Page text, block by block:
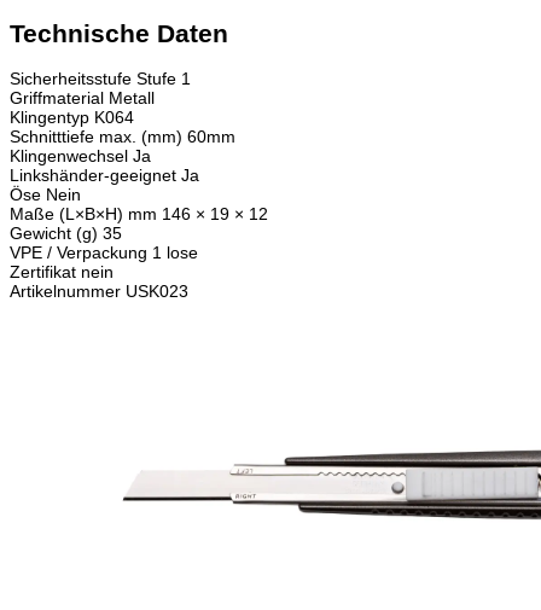
Technische Daten
Sicherheitsstufe Stufe 1
Griffmaterial Metall
Klingentyp K064
Schnitttiefe max. (mm) 60mm
Klingenwechsel Ja
Linkshänder-geeignet Ja
Öse Nein
Maße (L×B×H) mm 146 × 19 × 12
Gewicht (g) 35
VPE / Verpackung 1 lose
Zertifikat nein
Artikelnummer USK023